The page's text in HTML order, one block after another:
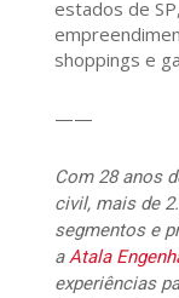
estados de
shoppings e
——
Com 28 anos
civil, mais de
segmentos e
aAtala
experiências